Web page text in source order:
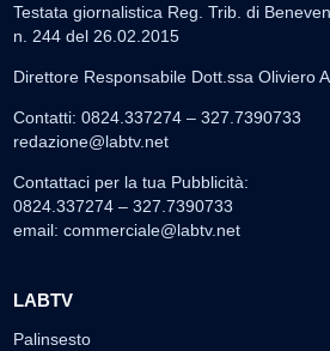
Testata giornalistica Reg. Trib. di
n. 244 del 26.02.2015
Direttore Responsabile Dott.ssa Oliviero
Contatti: 0824.337274 – 327.7390733
redazione@labtv.net
Contattaci per la tua Pubblicità:
0824.337274 – 327.7390733
email: commerciale@labtv.net
LABTV
Palinsesto